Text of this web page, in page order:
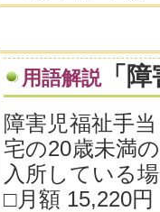
用語解説「障
障害児福祉手
宅の20歳未満
入所している
□月額 15,220